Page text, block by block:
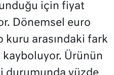
için fiyat
Dönemsel euro
kuru arasındaki fark
kayboluyor. Ürünün